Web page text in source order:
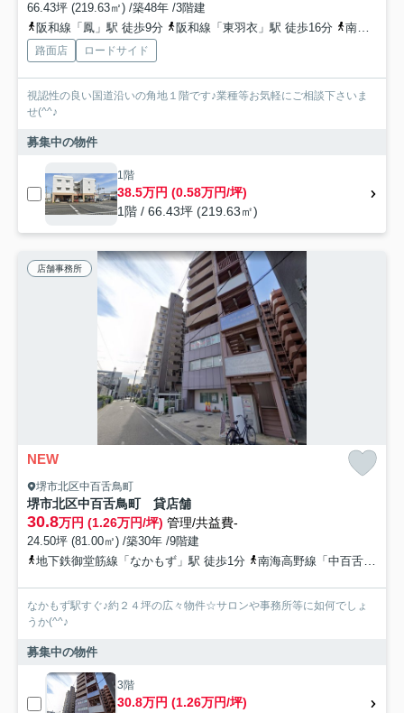
66.43坪 (219.63㎡) /築48年 /3階建
阪和線「鳳」駅 徒歩9分
阪和線「東羽衣」駅 徒歩16分 南海本線「羽衣」駅 徒歩17分
路面店 ロードサイド
視認性の良い国道沿いの角地１階です♪業種等お気軽にご相談下さいま
せ(^^♪
募集中の物件
1階
38.5万円 (0.58万円/坪)
1階 / 66.43坪 (219.63㎡)
店舗事務所
NEW
堺市北区中百舌鳥町
堺市北区中百舌鳥町 貸店舗
30.8万円 (1.26万円/坪) 管理/共益費-
24.50坪 (81.00㎡) /築30年 /9階建
地下鉄御堂筋線「なかもず」駅 徒歩1分
南海高野線「中百舌鳥」駅 徒歩3分
なかもず駅すぐ♪約２４坪の広々物件☆サロンや事務所等に如何でしょ
うか(^^♪
募集中の物件
3階
30.8万円 (1.26万円/坪)